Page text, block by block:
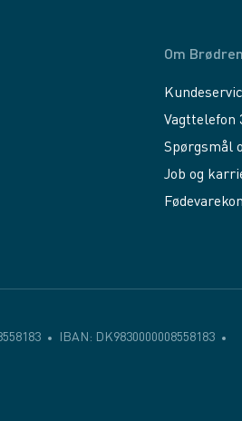
Om
Vagttelefon
Spørgsmål
Job og
IBAN: DK9830000008558183